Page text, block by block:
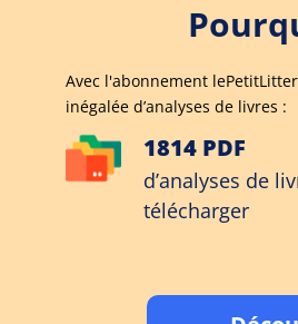
Avec l'abonnement
inégalée d’analyses de livres :
1814 PDF
d’analyses de
télécharger